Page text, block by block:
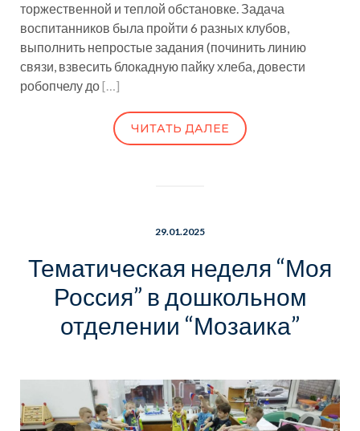
торжественной и теплой обстановке. Задача
воспитанников была пройти 6 разных клубов,
выполнить непростые задания (починить линию
связи, взвесить блокадную пайку хлеба, довести
робопчелу до[…]
ЧИТАТЬ ДАЛЕЕ
29.01.2025
Тематическая неделя “Моя
Россия” в дошкольном
отделении “Мозаика”